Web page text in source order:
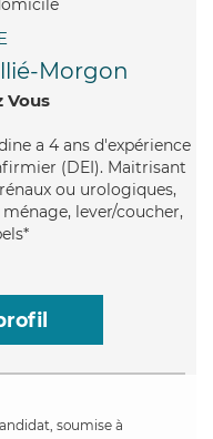
Morgon
Vous
a 4 ans d'expérience
(DEI). Maitrisant
ou urologiques,
lever/coucher,
soumise à